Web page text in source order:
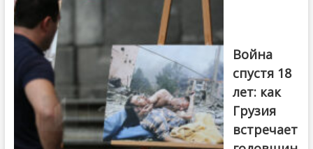
Первый канал
Война
спустя 18
лет: как
Грузия
встречает